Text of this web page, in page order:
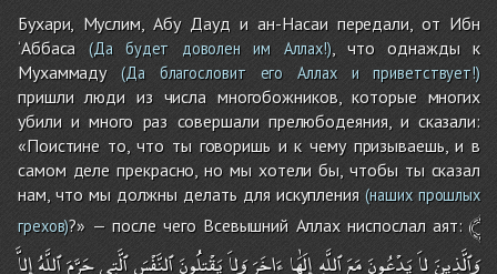
Бухари, Муслим, Абу Дауд и ан-Насаи передали, от Ибн
‘Аббаса (Да будет доволен им Аллах!), что однажды к
Мухаммаду(Да благословит его Аллах и приветствует!)
пришли люди из числа многобожников, которые многих
убили и много раз совершали прелюбодеяния, и сказали:
«Поистине то, что ты говоришь и к чему призываешь, и в
самом деле прекрасно, но мы хотели бы, чтобы ты сказал
нам, что мы должны делать для искупления(наших прошлых
грехов)?» — после чего Всевышний Аллах ниспослал аят:﴾
وَٱلَّذِينَلاَيَدْعُونَمَعَٱللَّهِإِلَٰهَاءَاخَرَوَلاَيَقْتلُُونَٱلنَّفْسَٱلَّتِىحَرَّمَٱللَّهُإِلاَّ